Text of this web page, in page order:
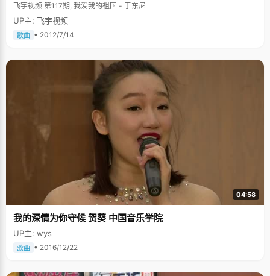
飞宇视频 第117期, 我爱我的祖国 - 于东尼
UP主: 飞宇视频
歌曲 • 2012/7/14
04:58
我的深情为你守候 贺葵 中国音乐学院
UP主: wys
歌曲 • 2016/12/22